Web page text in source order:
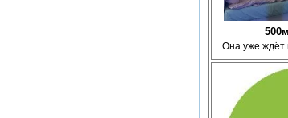
Она уже ждёт